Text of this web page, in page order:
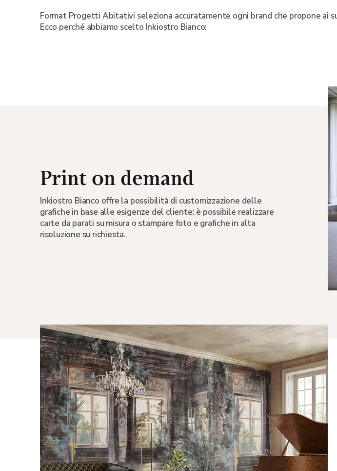
Format Progetti Abitativi seleziona accuratamente ogni brand che propone ai
Ecco perché abbiamo scelto Inkiostro Bianco:
Print on demand
Inkiostro Bianco offre la possibilità di customizzazione delle
grafiche in base alle esigenze del cliente: è possibile realizzare
carte da parati su misura o stampare foto e grafiche in alta
risoluzione su richiesta.